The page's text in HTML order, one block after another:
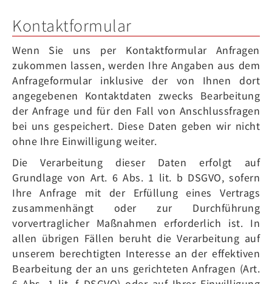
Kontaktformular
Wenn Sie uns per Kontaktformular Anfragen
zukommen lassen, werden Ihre Angaben aus dem
Anfrageformular inklusive der von Ihnen dort
angegebenen Kontaktdaten zwecks Bearbeitung
der Anfrage und für den Fall von Anschlussfragen
bei uns gespeichert. Diese Daten geben wir nicht
ohne Ihre Einwilligung weiter.
Die Verarbeitung dieser Daten erfolgt auf
Grundlage von Art. 6 Abs. 1 lit. b DSGVO, sofern
Ihre Anfrage mit der Erfüllung eines Vertrags
zusammenhängt oder zur Durchführung
vorvertraglicher Maßnahmen erforderlich ist. In
allen übrigen Fällen beruht die Verarbeitung auf
unserem berechtigten Interesse an der effektiven
Bearbeitung der an uns gerichteten Anfragen (Art.